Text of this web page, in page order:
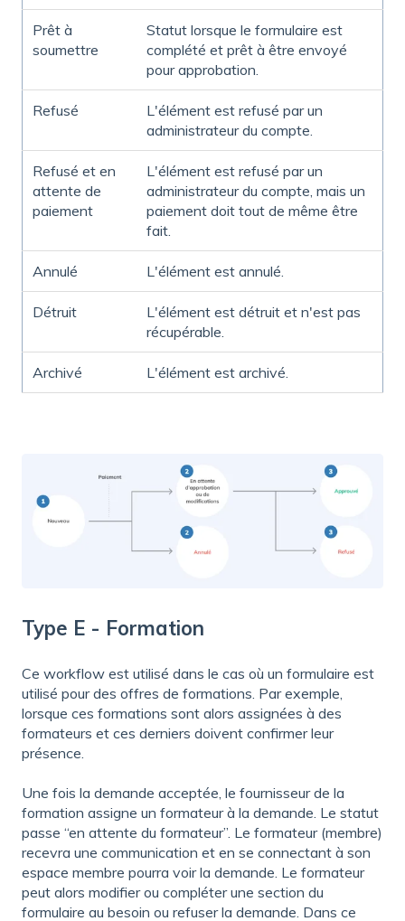
Prêt à
soumettre
Statut lorsque le formulaire est
complété et prêt à être envoyé
pour approbation.
Refusé
L'élément est refusé par un
administrateur du compte.
Refusé et en
attente de
paiement
L'élément est refusé par un
administrateur du compte, mais un
paiement doit tout de même être
fait.
Annulé L'élément est annulé.
Détruit
L'élément est détruit et n'est pas
récupérable.
Archivé L'élément est archivé.
Type E - Formation
Ce workflow est utilisé dans le cas où un formulaire est
utilisé pour des offres de formations. Par exemple,
lorsque ces formations sont alors assignées à des
formateurs et ces derniers doivent confirmer leur
présence.
Une fois la demande acceptée, le fournisseur de la
formation assigne un formateur à la demande. Le statut
passe “en attente du formateur”. Le formateur (membre)
recevra une communication et en se connectant à son
espace membre pourra voir la demande. Le formateur
peut alors modifier ou compléter une section du
formulaire au besoin ou refuser la demande. Dans ce